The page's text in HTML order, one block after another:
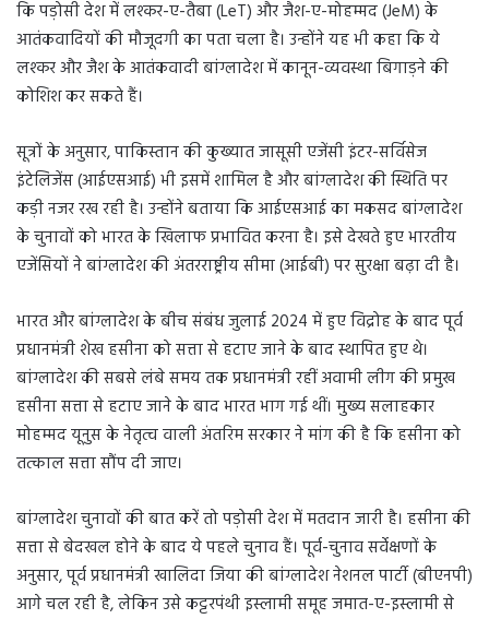
कि पड़ोसी देश में लश्कर-ए-तैबा (LeT) और जैश-ए-मोहम्मद (JeM) के
आतंकवादियों की मौजूदगी का पता चला है। उन्होंने यह भी कहा कि ये
लश्कर और जैश के आतंकवादी बांग्लादेश में कानून-व्यवस्था बिगाड़ने की
कोशिश कर सकते हैं।
सूत्रों के अनुसार, पाकिस्तान की कुख्यात जासूसी एजेंसी इंटर-सर्विसेज
इंटेलिजेंस (आईएसआई) भी इसमें शामिल है और बांग्लादेश की स्थिति पर
कड़ी नजर रख रही है। उन्होंने बताया कि आईएसआई का मकसद बांग्लादेश
के चुनावों को भारत के खिलाफ प्रभावित करना है। इसे देखते हुए भारतीय
एजेंसियों ने बांग्लादेश की अंतरराष्ट्रीय सीमा (आईबी) पर सुरक्षा बढ़ा दी है।
भारत और बांग्लादेश के बीच संबंध जुलाई 2024 में हुए विद्रोह के बाद पूर्व
प्रधानमंत्री शेख हसीना को सत्ता से हटाए जाने के बाद स्थापित हुए थे।
बांग्लादेश की सबसे लंबे समय तक प्रधानमंत्री रहीं अवामी लीग की प्रमुख
हसीना सत्ता से हटाए जाने के बाद भारत भाग गई थीं। मुख्य सलाहकार
मोहम्मद यूनुस के नेतृत्व वाली अंतरिम सरकार ने मांग की है कि हसीना को
तत्काल सत्ता सौंप दी जाए।
बांग्लादेश चुनावों की बात करें तो पड़ोसी देश में मतदान जारी है। हसीना की
सत्ता से बेदखल होने के बाद ये पहले चुनाव हैं। पूर्व-चुनाव सर्वेक्षणों के
अनुसार, पूर्व प्रधानमंत्री खालिदा जिया की बांग्लादेश नेशनल पार्टी (बीएनपी)
आगे चल रही है, लेकिन उसे कट्टरपंथी इस्लामी समूह जमात-ए-इस्लामी से